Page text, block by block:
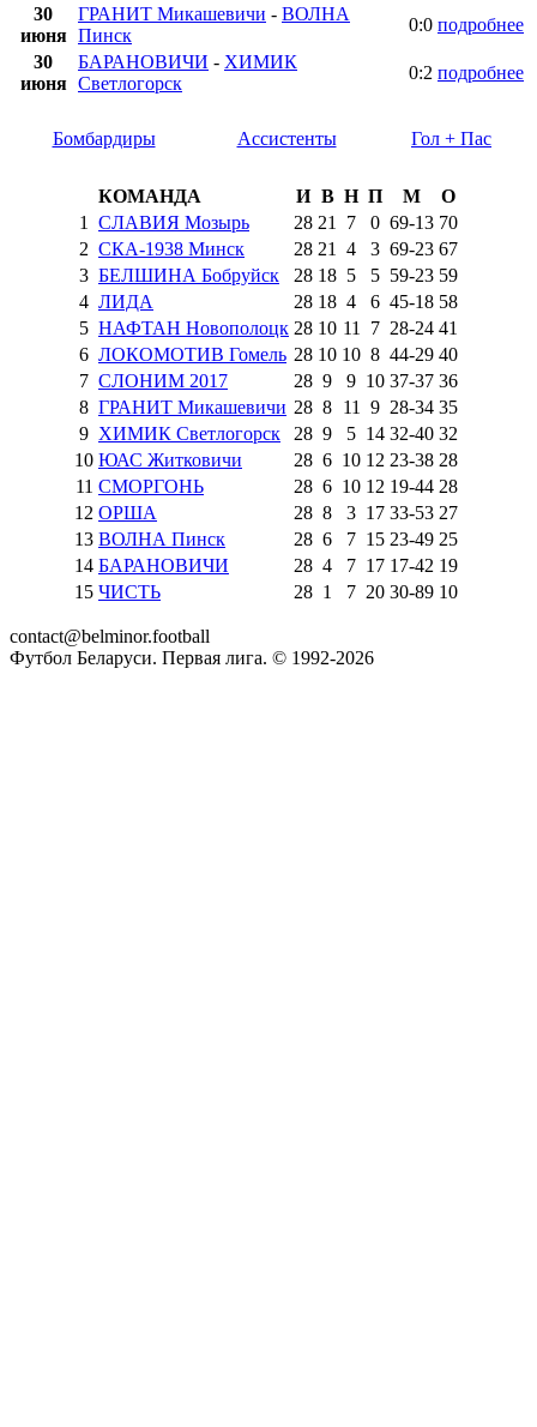
30
июня
ГРАНИТ Микашевичи - ВОЛНА
Пинск
0:0 подробнее
30
июня
БАРАНОВИЧИ - ХИМИК
Светлогорск
0:2 подробнее
Бомбардиры Ассистенты Гол + Пас
КОМАНДА И В Н П М
О
1
СЛАВИЯ Мозырь 28 21 7 0 69-13 70
2 СКА-1938 Минск 28 21 4 3 69-23 67
3 БЕЛШИНА Бобруйск 28 18 5 5 59-23 59
4 ЛИДА 28 18 4 6 45-18 58
5 НАФТАН Новополоцк 28 10 11 7 28-24 41
6 ЛОКОМОТИВ Гомель 28 10 10 8 44-29 40
7 СЛОНИМ 2017 28 9 9 10 37-37 36
8 ГРАНИТ Микашевичи 28 8 11 9 28-34 35
9 ХИМИК Светлогорск 28 9 5 14 32-40 32
10 ЮАС Житковичи 28 6 10 12 23-38 28
11 СМОРГОНЬ 28 6 10 12 19-44 28
12 ОРША 28 8 3 17 33-53 27
13 ВОЛНА Пинск 28 6 7 15 23-49 25
14 БАРАНОВИЧИ 28 4 7 17 17-42 19
15 ЧИСТЬ 28 1 7 20 30-89 10
contact@belminor.football
Футбол Беларуси. Первая лига. © 1992-2026